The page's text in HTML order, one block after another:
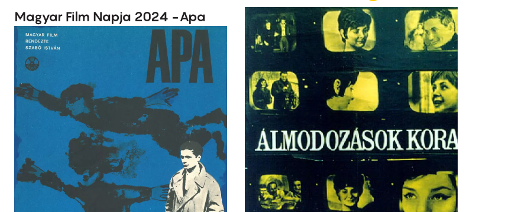
Magyar Film Napja 2024 -Apa